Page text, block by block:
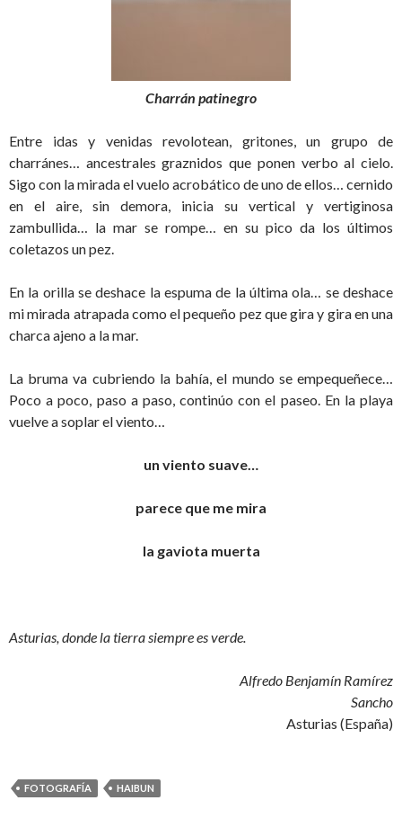
Charrán patinegro
Entre idas y venidas revolotean, gritones, un grupo de
charránes… ancestrales graznidos que ponen verbo al cielo.
Sigo con la mirada el vuelo acrobático de uno de ellos… cernido
en el aire, sin demora, inicia su vertical y vertiginosa
zambullida… la mar se rompe… en su pico da los últimos
coletazos un pez.
En la orilla se deshace la espuma de la última ola… se deshace
mi mirada atrapada como el pequeño pez que gira y gira en una
charca ajeno a la mar.
La bruma va cubriendo la bahía, el mundo se empequeñece…
Poco a poco, paso a paso, continúo con el paseo. En la playa
vuelve a soplar el viento…
un viento suave…
parece que me mira
la gaviota muerta
Asturias, donde la tierra siempre es verde.
Alfredo Benjamín Ramírez
Sancho
Asturias (España)
FOTOGRAFÍA HAIBUN